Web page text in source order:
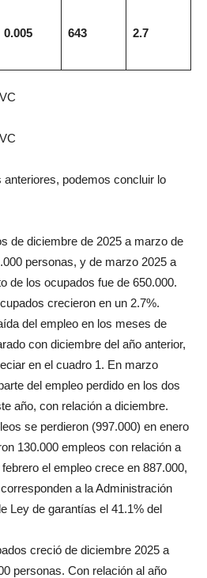
0.005 643 2.7
podemos concluir lo
de diciembre de 2025 a marzo de
personas, y de marzo 2025 a
de los ocupados fue de 650.000.
crecieron en un 2.7%.
del empleo en los meses de
con diciembre del año anterior,
en el cuadro 1. En marzo
del empleo perdido en los dos
año, con relación a diciembre.
se perdieron (997.000) en enero
130.000 empleos con relación a
el empleo crece en 887.000,
a la Administración
Ley de garantías el 41.1% del
creció de diciembre 2025 a
personas. Con relación al año